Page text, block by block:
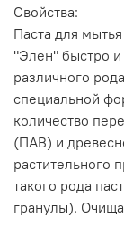
Свойства:
Паста для
"Элен" быстро и
различного
специальной
количество
(ПАВ) и
растительного
такого рода
гранулы).